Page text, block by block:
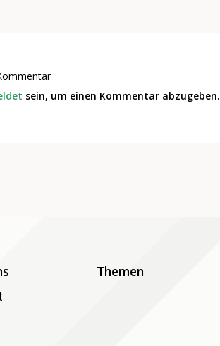
sein, um einen Kommentar abzugeben.
Themen